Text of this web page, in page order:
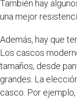
También hay
una mejor
Además, hay que
Los cascos
tamaños, desde
grandes. La
casco. Por